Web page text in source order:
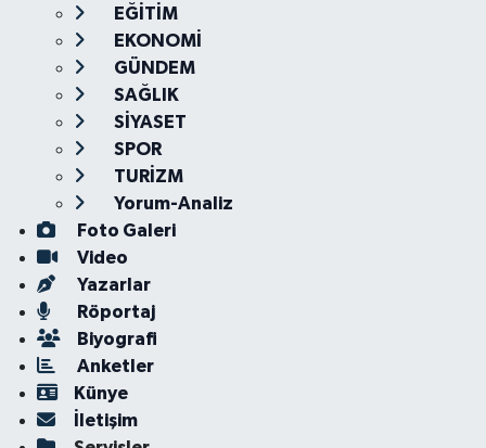
EĞİTİM
EKONOMİ
GÜNDEM
SAĞLIK
SİYASET
SPOR
TURİZM
Yorum-Analiz
Foto Galeri
Video
Yazarlar
Röportaj
Biyografi
Anketler
Künye
İletişim